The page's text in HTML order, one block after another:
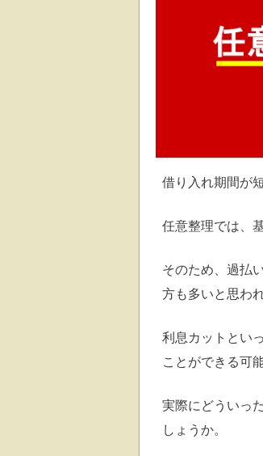
借り入れ期間が
任意整理では、
そのため、過払
方も多いと思わ
利息カットとい
ことができる可
実際にどういっ
しょうか。